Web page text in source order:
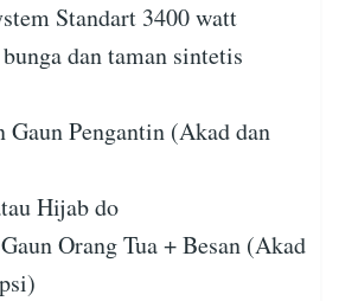
Standart 3400 watt
dan taman sintetis
Gaun Pengantin (Akad dan
Hijab do
Orang Tua + Besan (Akad